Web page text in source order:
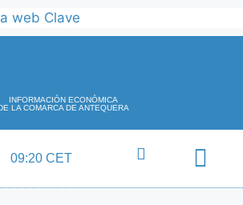
INFORMACIÓN ECONÓMICA
LA COMARCA DE ANTEQUERA
09:20 CET